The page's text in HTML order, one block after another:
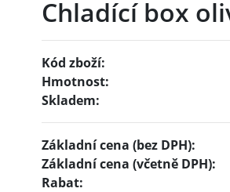
Chladící box
Kód zboží:
Hmotnost:
Skladem:
Základní cena (bez DPH):
Základní cena (včetně DPH):
Rabat: